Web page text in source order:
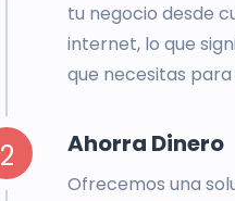
tu negocio desde
internet, lo que
que necesitas
2 Ahorra Dinero
Ofrecemos una